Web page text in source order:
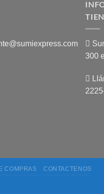
300
COMPRAS CONTACTENOS